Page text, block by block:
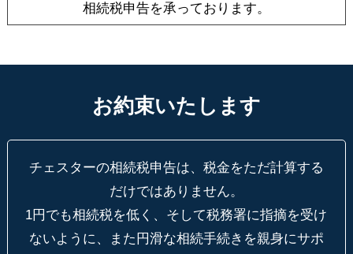
相続税申告を承っております。
お約束いたします
チェスターの相続税申告は、税金をただ計算する
だけではありません。
1円でも相続税を低く、そして税務署に指摘を受け
ないように、
また円滑な相続手続きを親身にサポ